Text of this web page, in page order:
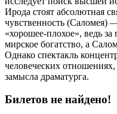
Ирода стоят абсолютная
чувственность (Саломея)
«хорошее-плохое», ведь за
мирское богатство, а
Однако спектакль
человеческих
замысла драматурга.
Билетов не найдено!